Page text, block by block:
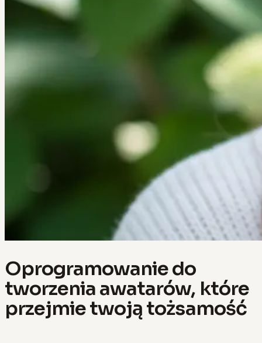
Oprogramowanie do
tworzenia awatarów, które
przejmie twoją tożsamość